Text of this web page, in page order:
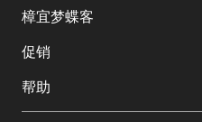
樟宜梦蝶客
促销
帮助